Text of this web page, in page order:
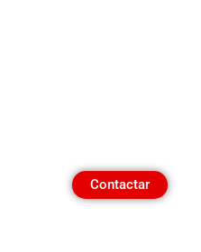
Contactar